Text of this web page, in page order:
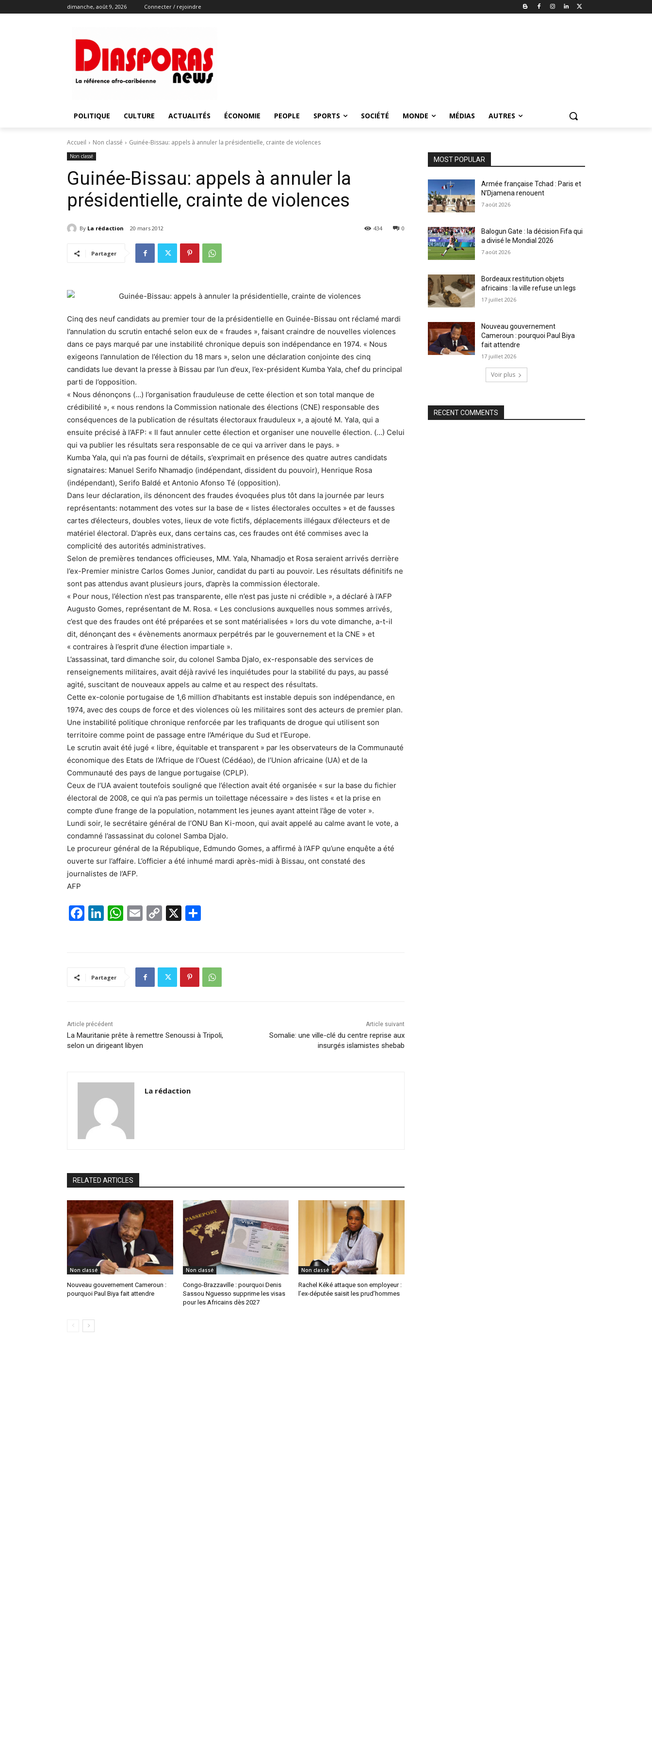
dimanche, août 9, 2026 Connecter / rejoindre
POLITIQUE CULTURE ACTUALITÉS ÉCONOMIE PEOPLE SPORTS SOCIÉTÉ MONDE MÉDIAS AUTRES
Accueil Non classé Guinée-Bissau: appels à annuler la présidentielle, crainte de violences
Non classé
Guinée-Bissau: appels à annuler la
présidentielle, crainte de violences
By La rédaction 20 mars 2012 0
434
Partager
Cinq des neuf candidats au premier tour de la présidentielle en Guinée-Bissau ont réclamé mardi
l’annulation du scrutin entaché selon eux de « fraudes », faisant craindre de nouvelles violences
dans ce pays marqué par une instabilité chronique depuis son indépendance en 1974. « Nous
exigeons l’annulation de l’élection du 18 mars », selon une déclaration conjointe des cinq
candidats lue devant la presse à Bissau par l’un d’eux, l’ex-président Kumba Yala, chef du principal
parti de l’opposition.
« Nous dénonçons (…) l’organisation frauduleuse de cette élection et son total manque de
crédibilité », « nous rendons la Commission nationale des élections (CNE) responsable des
conséquences de la publication de résultats électoraux frauduleux », a ajouté M. Yala, qui a
ensuite précisé à l’AFP: « Il faut annuler cette élection et organiser une nouvelle élection. (…) Celui
qui va publier les résultats sera responsable de ce qui va arriver dans le pays. »
Kumba Yala, qui n’a pas fourni de détails, s’exprimait en présence des quatre autres candidats
signataires: Manuel Serifo Nhamadjo (indépendant, dissident du pouvoir), Henrique Rosa
(indépendant), Serifo Baldé et Antonio Afonso Té (opposition).
Dans leur déclaration, ils dénoncent des fraudes évoquées plus tôt dans la journée par leurs
représentants: notamment des votes sur la base de « listes électorales occultes » et de fausses
cartes d’électeurs, doubles votes, lieux de vote fictifs, déplacements illégaux d’électeurs et de
matériel électoral. D’après eux, dans certains cas, ces fraudes ont été commises avec la
complicité des autorités administratives.
Selon de premières tendances officieuses, MM. Yala, Nhamadjo et Rosa seraient arrivés derrière
l’ex-Premier ministre Carlos Gomes Junior, candidat du parti au pouvoir. Les résultats définitifs ne
sont pas attendus avant plusieurs jours, d’après la commission électorale.
« Pour nous, l’élection n’est pas transparente, elle n’est pas juste ni crédible », a déclaré à l’AFP
Augusto Gomes, représentant de M. Rosa. « Les conclusions auxquelles nous sommes arrivés,
c’est que des fraudes ont été préparées et se sont matérialisées » lors du vote dimanche, a-t-il
dit, dénonçant des « évènements anormaux perpétrés par le gouvernement et la CNE » et
« contraires à l’esprit d’une élection impartiale ».
L’assassinat, tard dimanche soir, du colonel Samba Djalo, ex-responsable des services de
renseignements militaires, avait déjà ravivé les inquiétudes pour la stabilité du pays, au passé
agité, suscitant de nouveaux appels au calme et au respect des résultats.
Cette ex-colonie portugaise de 1,6 million d’habitants est instable depuis son indépendance, en
1974, avec des coups de force et des violences où les militaires sont des acteurs de premier plan.
Une instabilité politique chronique renforcée par les trafiquants de drogue qui utilisent son
territoire comme point de passage entre l’Amérique du Sud et l’Europe.
Le scrutin avait été jugé « libre, équitable et transparent » par les observateurs de la Communauté
économique des Etats de l’Afrique de l’Ouest (Cédéao), de l’Union africaine (UA) et de la
Communauté des pays de langue portugaise (CPLP).
Ceux de l’UA avaient toutefois souligné que l’élection avait été organisée « sur la base du fichier
électoral de 2008, ce qui n’a pas permis un toilettage nécessaire » des listes « et la prise en
compte d’une frange de la population, notamment les jeunes ayant atteint l’âge de voter ».
Lundi soir, le secrétaire général de l’ONU Ban Ki-moon, qui avait appelé au calme avant le vote, a
condamné l’assassinat du colonel Samba Djalo.
Le procureur général de la République, Edmundo Gomes, a affirmé à l’AFP qu’une enquête a été
ouverte sur l’affaire. L’officier a été inhumé mardi après-midi à Bissau, ont constaté des
journalistes de l’AFP.
AFP
F
b
k
Li
dI
W E
C
Li
n
X
er
Partager
Article précédent
La Mauritanie prête à remettre Senoussi à Tripoli,
selon un dirigeant libyen
Article suivant
Somalie: une ville-clé du centre reprise aux
insurgés islamistes shebab
La rédaction
RELATED ARTICLES
Non classé
Nouveau gouvernement Cameroun :
pourquoi Paul Biya fait attendre
Non classé
Congo-Brazzaville : pourquoi Denis
Sassou Nguesso supprime les visas
pour les Africains dès 2027
Non classé
Rachel Kéké attaque son employeur :
l’ex-députée saisit les prud’hommes
MOST POPULAR
Armée française Tchad : Paris et
N’Djamena renouent
7 août 2026
Balogun Gate : la décision Fifa qui
a divisé le Mondial 2026
7 août 2026
Bordeaux restitution objets
africains : la ville refuse un legs
17 juillet 2026
Nouveau gouvernement
Cameroun : pourquoi Paul Biya
fait attendre
17 juillet 2026
Voir plus
RECENT COMMENTS